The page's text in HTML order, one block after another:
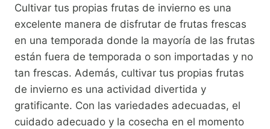
Cultivar tus propias frutas de invierno es una
excelente manera de disfrutar de frutas frescas
en una temporada donde la mayoría de las frutas
están fuera de temporada o son importadas y no
tan frescas. Además, cultivar tus propias frutas
de invierno es una actividad divertida y
gratificante. Con las variedades adecuadas, el
cuidado adecuado y la cosecha en el momento